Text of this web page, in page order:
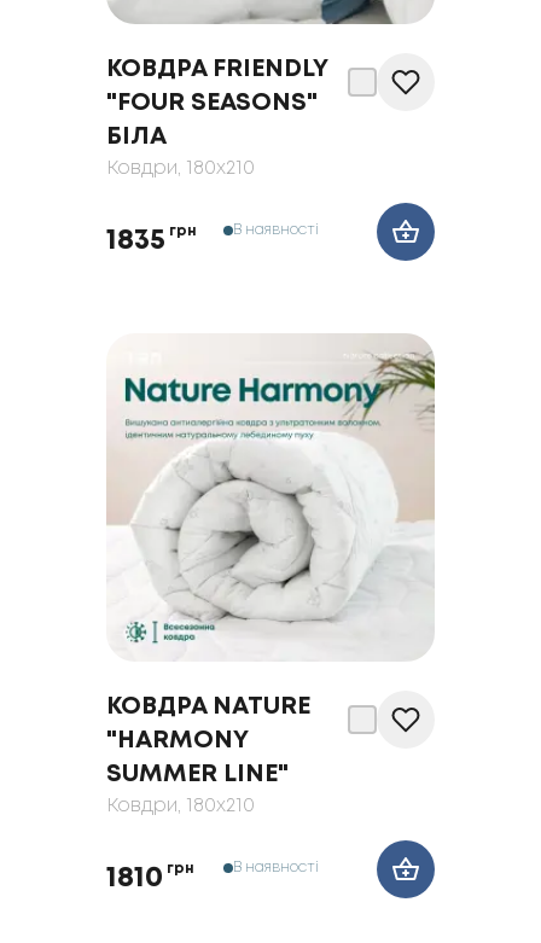
КОВДРА FRIENDLY
"FOUR SEASONS"
БІЛА
Ковдри, 180x210
1835 грн В наявності
КОВДРА NATURE
"HARMONY
SUMMER LINE"
Ковдри, 180x210
1810 грн В наявності